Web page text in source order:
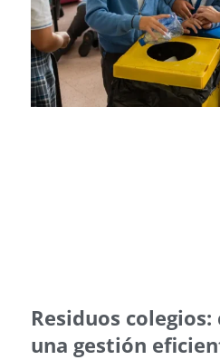
Residuos
una gestión